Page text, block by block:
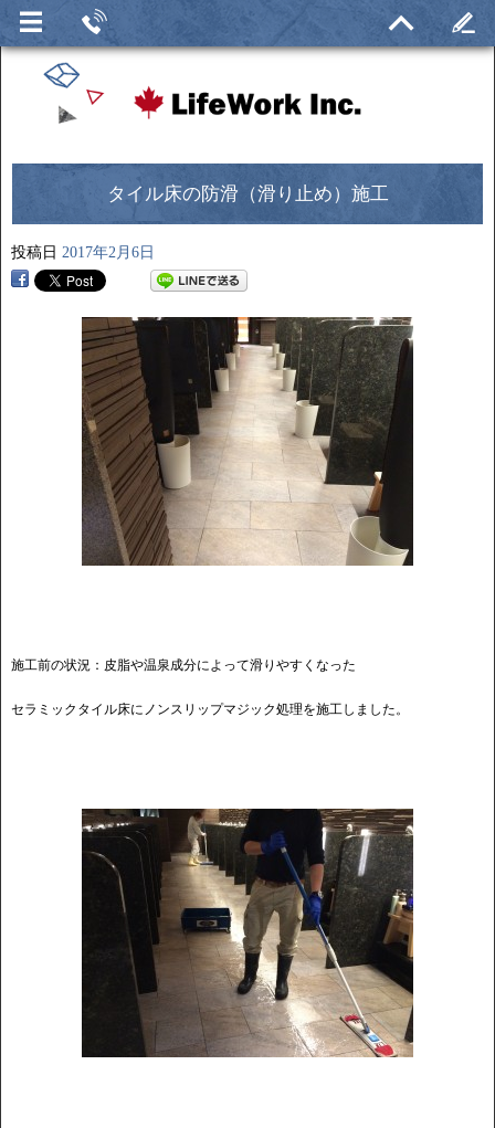
タイル床の防滑（滑り止め）施工
投稿日 2017年2月6日
施工前の状況：皮脂や温泉成分によって滑りやすくなった
セラミックタイル床にノンスリップマジック処理を施工しました。